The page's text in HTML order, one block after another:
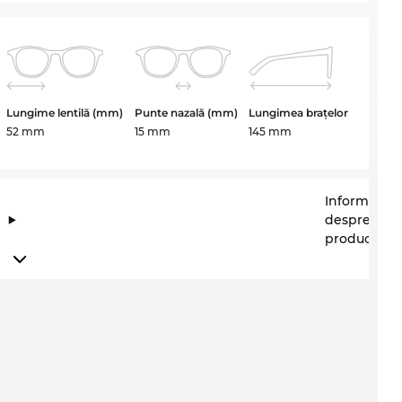
Lungime lentilă (mm)
52 mm
Punte nazală (mm)
15 mm
Lungimea brațelor
145 mm
Informații
despre
producător